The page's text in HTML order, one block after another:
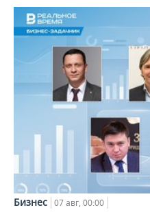
Бизнес 07 авг, 00:00